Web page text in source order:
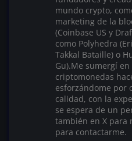
mundo crypto,
marketing de la
(Coinbase US y
como Polyhedra
Takkal Bataille) o
Gu).Me sumergí
criptomonedas
esforzándome por
calidad, con la
se espera de un
también en X para
para contactarme.